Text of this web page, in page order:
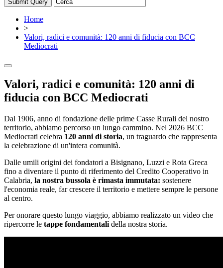
Home
>
Valori, radici e comunità: 120 anni di fiducia con BCC
Mediocrati
Valori, radici e comunità: 120 anni di
fiducia con BCC Mediocrati
Dal 1906, anno di fondazione delle prime Casse Rurali del nostro
territorio, abbiamo percorso un lungo cammino. Nel 2026 BCC
Mediocrati celebra 120 anni di storia, un traguardo che rappresenta
la celebrazione di un'intera comunità.
Dalle umili origini dei fondatori a Bisignano, Luzzi e Rota Greca
fino a diventare il punto di riferimento del Credito Cooperativo in
Calabria, la nostra bussola è rimasta immutata: sostenere
l'economia reale, far crescere il territorio e mettere sempre le persone
al centro.
Per onorare questo lungo viaggio, abbiamo realizzato un video che
ripercorre le tappe fondamentali della nostra storia.